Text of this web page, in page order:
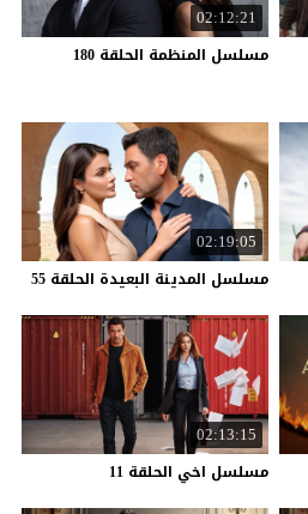
02:12:21
مسلسل المنظمة الحلقة 180
02:19:05
مسلسل المدينة البعيدة الحلقة 55
02:13:15
مسلسل اخي الحلقة 11